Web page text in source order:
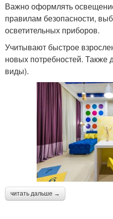
Важно оформлять
правилам безопасности,
осветительных приборов.
Учитывают быстрое
новых потребностей. Также
виды).
читать дальше →